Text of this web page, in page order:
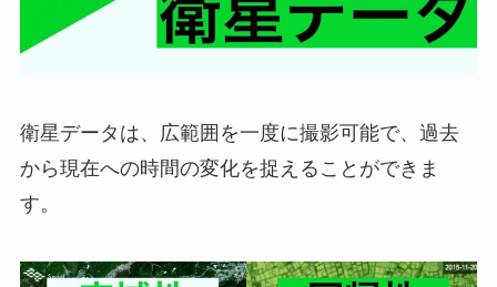
衛星データは、広範囲を一度に撮影可能で、過去
から現在への時間の変化を捉えることができま
す。